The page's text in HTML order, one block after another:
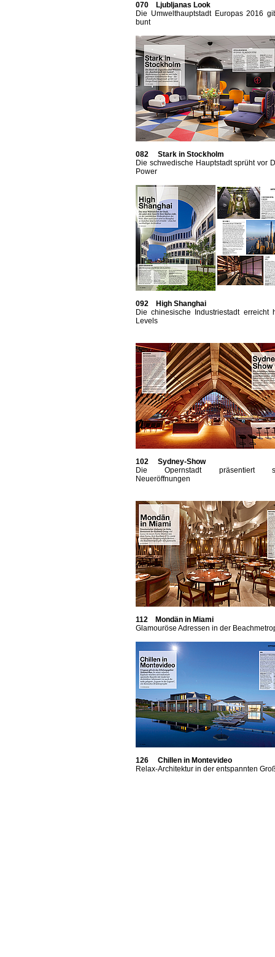
070 Ljubljanas Look
Die Umwelthauptstadt Europas 2016
bunt
082 Stark in Stockholm
Die schwedische Hauptstadt sprüht vor
Power
092 High Shanghai
Die chinesische Industriestadt erreicht
Levels
102 Sydney-Show
Die Opernstadt präsentiert
Neueröffnungen
112 Mondän in Miami
Glamouröse Adressen in der
126 Chillen in Montevideo
Relax-Architektur in der entspannten